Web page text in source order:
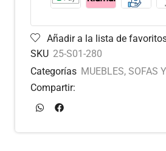
Añadir a la lista de
SKU 25-S01-280
Categorías MUEBLES, SOFAS
Compartir: